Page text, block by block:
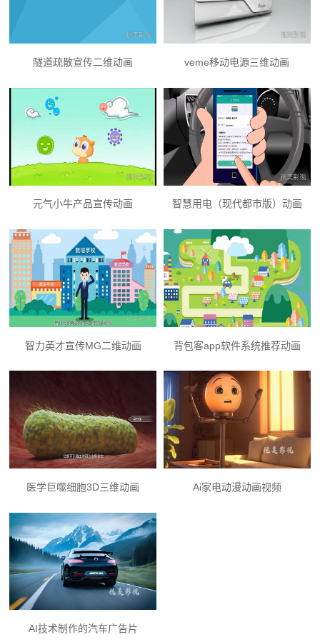
隧道疏散宣传二维动画 veme移动电源三维动画
元气小牛产品宣传动画 智慧用电（现代都市版）动画
智力英才宣传MG二维动画 背包客app软件系统推荐动画
医学巨噬细胞3D三维动画 Ai家电动漫动画视频
AI技术制作的汽车广告片